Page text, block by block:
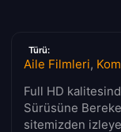
Türü:
Aile Filmleri,
Full HD
Sürüsüne
sitemizden